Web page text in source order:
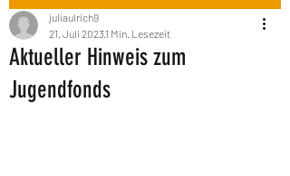
Aktueller Hinweis zum
Jugendfonds
juliaulrich9
21. Juli 2023 1 Min. Lesezeit